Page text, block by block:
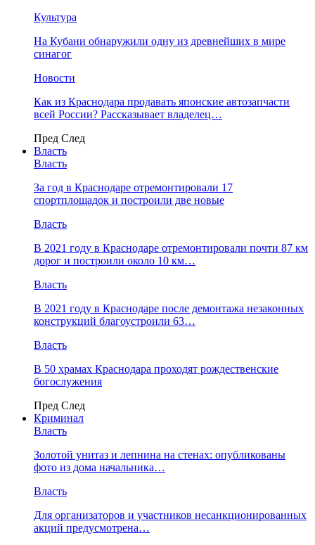
Культура
На Кубани обнаружили одну из древнейших в мире
синагог
Новости
Как из Краснодара продавать японские автозапчасти
всей России? Рассказывает владелец…
Пред След
Власть
Власть
За год в Краснодаре отремонтировали 17
спортплощадок и построили две новые
Власть
В 2021 году в Краснодаре отремонтировали почти 87 км
дорог и построили около 10 км…
Власть
В 2021 году в Краснодаре после демонтажа незаконных
конструкций благоустроили 63…
Власть
В 50 храмах Краснодара проходят рождественские
богослужения
Пред След
Криминал
Власть
​Золотой унитаз и лепнина на стенах: опубликованы
фото из дома начальника…
Власть
Для организаторов и участников несанкционированных
акций предусмотрена…